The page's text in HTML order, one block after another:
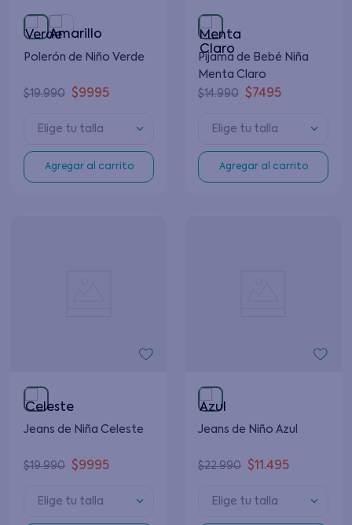
Polerón de Niño Verde
$19.990 $9995
Elige tu talla
Agregar al carrito
Pijama de Bebé Niña
Menta Claro
$14.990 $7495
Elige tu talla
Agregar al carrito
Jeans de Niña Celeste
$19.990 $9995
Elige tu talla
Jeans de Niño Azul
$22.990 $11 .495
Elige tu talla